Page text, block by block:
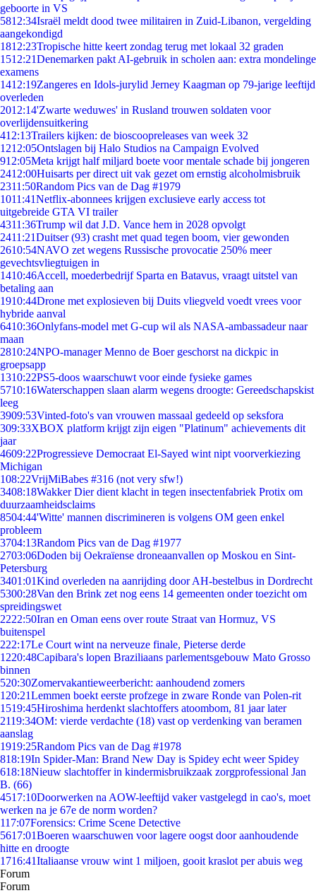
geboorte in VS
5812:34Israël meldt dood twee militairen in Zuid-Libanon, vergelding
aangekondigd
1812:23Tropische hitte keert zondag terug met lokaal 32 graden
1512:21Denemarken pakt AI-gebruik in scholen aan: extra mondelinge
examens
1412:19Zangeres en Idols-jurylid Jerney Kaagman op 79-jarige leeftijd
overleden
2012:14'Zwarte weduwes' in Rusland trouwen soldaten voor
overlijdensuitkering
412:13Trailers kijken: de bioscoopreleases van week 32
1212:05Ontslagen bij Halo Studios na Campaign Evolved
912:05Meta krijgt half miljard boete voor mentale schade bij jongeren
2412:00Huisarts per direct uit vak gezet om ernstig alcoholmisbruik
2311:50Random Pics van de Dag #1979
1011:41Netflix-abonnees krijgen exclusieve early access tot
uitgebreide GTA VI trailer
4311:36Trump wil dat J.D. Vance hem in 2028 opvolgt
2411:21Duitser (93) crasht met quad tegen boom, vier gewonden
2610:54NAVO zet wegens Russische provocatie 250% meer
gevechtsvliegtuigen in
1410:46Accell, moederbedrijf Sparta en Batavus, vraagt uitstel van
betaling aan
1910:44Drone met explosieven bij Duits vliegveld voedt vrees voor
hybride aanval
6410:36Onlyfans-model met G-cup wil als NASA-ambassadeur naar
maan
2810:24NPO-manager Menno de Boer geschorst na dickpic in
groepsapp
1310:22PS5-doos waarschuwt voor einde fysieke games
5710:16Waterschappen slaan alarm wegens droogte: Gereedschapskist
leeg
3909:53Vinted-foto's van vrouwen massaal gedeeld op seksfora
309:33XBOX platform krijgt zijn eigen "Platinum" achievements dit
jaar
4609:22Progressieve Democraat El-Sayed wint nipt voorverkiezing
Michigan
108:22VrijMiBabes #316 (not very sfw!)
3408:18Wakker Dier dient klacht in tegen insectenfabriek Protix om
duurzaamheidsclaims
8504:44'Witte' mannen discrimineren is volgens OM geen enkel
probleem
3704:13Random Pics van de Dag #1977
2703:06Doden bij Oekraïense droneaanvallen op Moskou en Sint-
Petersburg
3401:01Kind overleden na aanrijding door AH-bestelbus in Dordrecht
5300:28Van den Brink zet nog eens 14 gemeenten onder toezicht om
spreidingswet
2222:50Iran en Oman eens over route Straat van Hormuz, VS
buitenspel
222:17Le Court wint na nerveuze finale, Pieterse derde
1220:48Capibara's lopen Braziliaans parlementsgebouw Mato Grosso
binnen
520:30Zomervakantieweerbericht: aanhoudend zomers
1 20:21Lemmen boekt eerste profzege in zware Ronde van Polen-rit
1519:45Hiroshima herdenkt slachtoffers atoombom, 81 jaar later
2119:34OM: vierde verdachte (18) vast op verdenking van beramen
aanslag
1919:25Random Pics van de Dag #1978
818:19In Spider-Man: Brand New Day is Spidey echt weer Spidey
618:18Nieuw slachtoffer in kindermisbruikzaak zorgprofessional Jan
B. (66)
4517:10Doorwerken na AOW-leeftijd vaker vastgelegd in cao's, moet
werken na je 67e de norm worden?
117:07Forensics: Crime Scene Detective
5617:01Boeren waarschuwen voor lagere oogst door aanhoudende
hitte en droogte
1716:41Italiaanse vrouw wint 1 miljoen, gooit kraslot per abuis weg
Forum
Forum